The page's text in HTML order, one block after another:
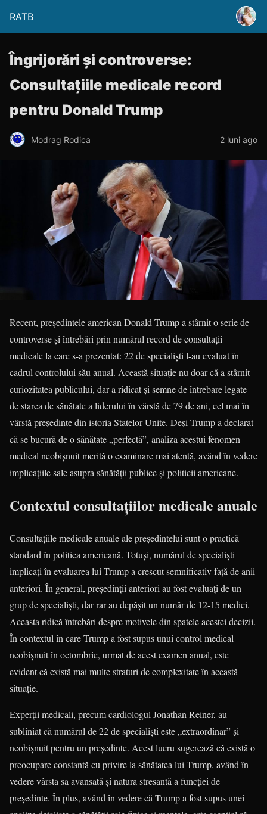
RATB
Îngrijorări și controverse:
Consultațiile medicale record
pentru Donald Trump
Modrag Rodica 2 luni ago
Recent, președintele american Donald Trump a stârnit o serie de
controverse și întrebări prin numărul record de consultații
medicale la care s-a prezentat: 22 de specialiști l-au evaluat în
cadrul controlului său anual. Această situație nu doar că a stârnit
curiozitatea publicului, dar a ridicat și semne de întrebare legate
de starea de sănătate a liderului în vârstă de 79 de ani, cel mai în
vârstă președinte din istoria Statelor Unite. Deși Trump a declarat
că se bucură de o sănătate „perfectă”, analiza acestui fenomen
medical neobișnuit merită o examinare mai atentă, având în vedere
implicațiile sale asupra sănătății publice și politicii americane.
Contextul consultațiilor medicale anuale
Consultațiile medicale anuale ale președintelui sunt o practică
standard în politica americană. Totuși, numărul de specialiști
implicați în evaluarea lui Trump a crescut semnificativ față de anii
anteriori. În general, președinții anteriori au fost evaluați de un
grup de specialiști, dar rar au depășit un număr de 12-15 medici.
Aceasta ridică întrebări despre motivele din spatele acestei decizii.
În contextul în care Trump a fost supus unui control medical
neobișnuit în octombrie, urmat de acest examen anual, este
evident că există mai multe straturi de complexitate în această
situație.
Experții medicali, precum cardiologul Jonathan Reiner, au
subliniat că numărul de 22 de specialiști este „extraordinar” și
neobișnuit pentru un președinte. Acest lucru sugerează că există o
preocupare constantă cu privire la sănătatea lui Trump, având în
vedere vârsta sa avansată și natura stresantă a funcției de
președinte. În plus, având în vedere că Trump a fost supus unei